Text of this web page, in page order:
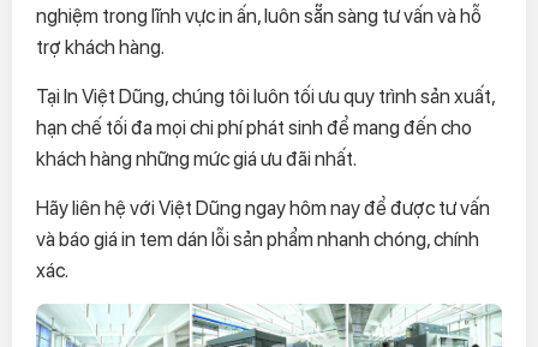
nghiệm trong lĩnh vực in ấn, luôn sẵn sàng tư vấn và hỗ
trợ khách hàng.
Tại In Việt Dũng, chúng tôi luôn tối ưu quy trình sản xuất,
hạn chế tối đa mọi chi phí phát sinh để mang đến cho
khách hàng những mức giá ưu đãi nhất.
Hãy liên hệ với Việt Dũng ngay hôm nay để được tư vấn
và báo giá in tem dán lỗi sản phẩm nhanh chóng, chính
xác.